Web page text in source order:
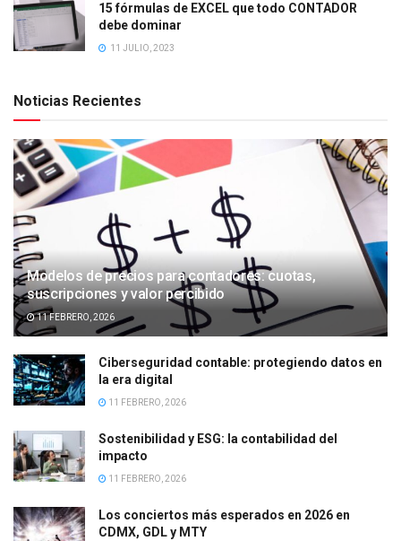
15 fórmulas de EXCEL que todo CONTADOR
debe dominar
11 JULIO, 2023
Noticias Recientes
Modelos de precios para contadores: cuotas,
suscripciones y valor percibido
11 FEBRERO, 2026
Ciberseguridad contable: protegiendo datos en
la era digital
11 FEBRERO, 2026
Sostenibilidad y ESG: la contabilidad del
impacto
11 FEBRERO, 2026
Los conciertos más esperados en 2026 en
CDMX, GDL y MTY